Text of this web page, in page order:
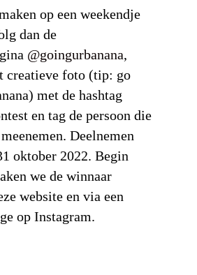
op een weekendje
dan de
@goingurbanana,
creatieve foto (tip: go
met de hashtag
en tag de persoon die
Deelnemen
oktober 2022. Begin
we de winnaar
website en via een
op Instagram.